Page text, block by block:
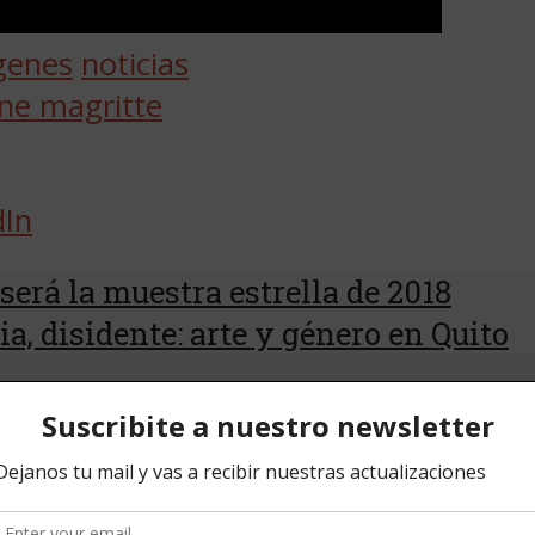
noticias
magritte
la muestra estrella de 2018
disidente: arte y género en Quito